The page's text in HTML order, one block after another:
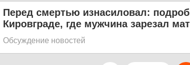
Перед смертью изнасиловал:
Кировграде, где мужчина зарезал
Обсуждение новостей